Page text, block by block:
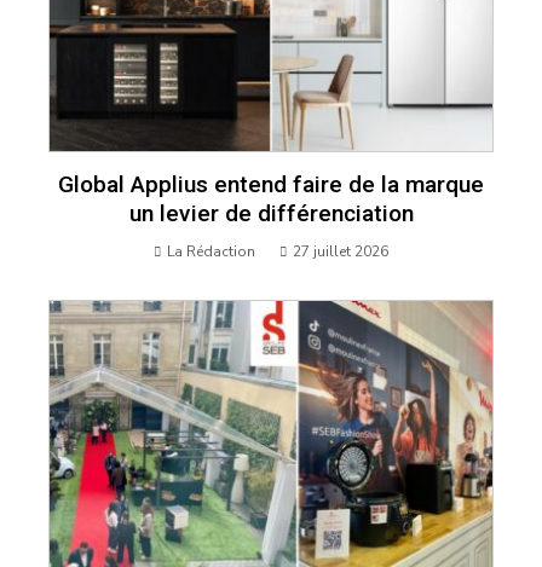
Global Applius entend faire de la marque
un levier de différenciation
La Rédaction 27 juillet 2026